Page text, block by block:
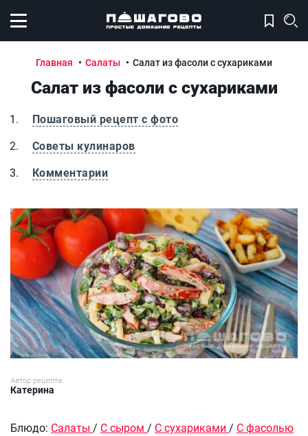
Открыть меню
Главная Салаты Салат из фасоли с сухариками
Салат из фасоли с сухариками
Пошаговый рецепт с фото
Советы кулинаров
Комментарии
Салат из фасоли с сухариками
Автор рецепта:
Катерина
Блюдо: Салаты / С сыром / С сухариками / С фасолью